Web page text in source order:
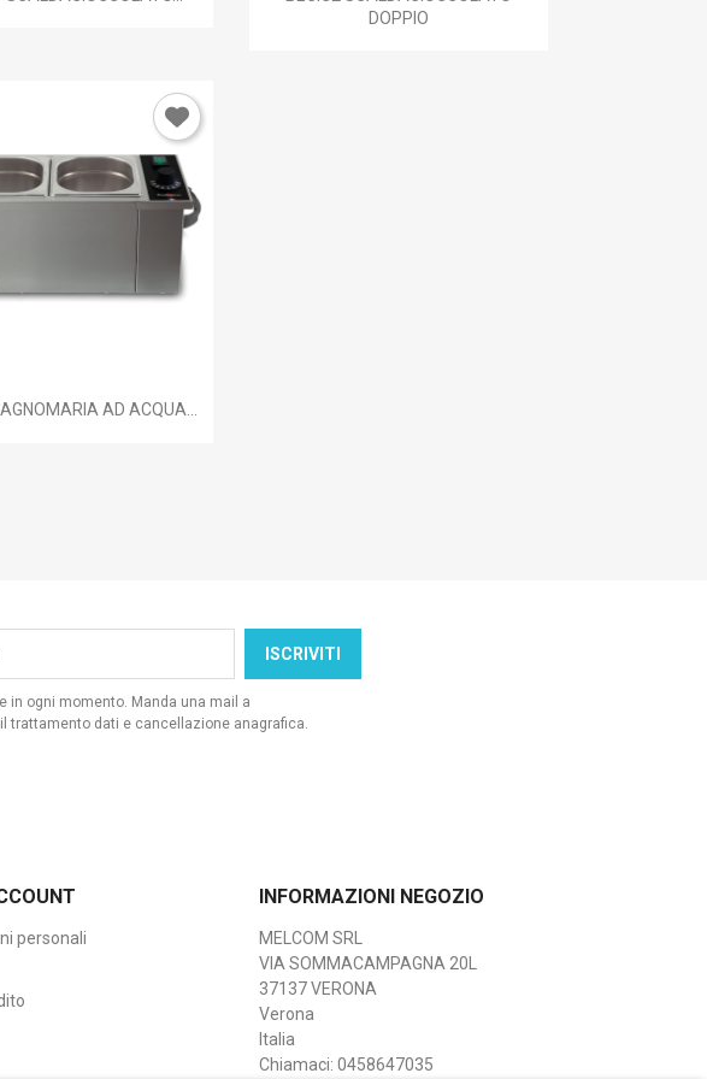
DOPPIO
AnteprimaAD ACQUA...
in ogni momento. Manda una mail a
trattamento dati e cancellazione anagrafica.
personali
INFORMAZIONI NEGOZIO
MELCOM SRL
VIA SOMMACAMPAGNA 20L
37137 VERONA
Verona
Italia
Chiamaci: 0458647035